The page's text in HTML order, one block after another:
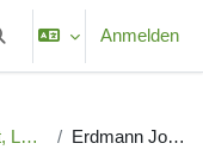
umschalten
Anmelden
Fakultät Landwirtschaft, Lebensmittel und Ernährung Erdmann Johannes, Prof. Dr.